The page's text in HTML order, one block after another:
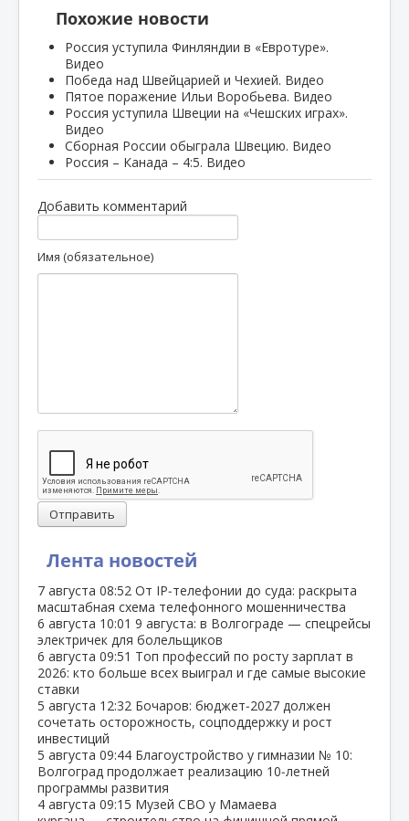
Лента новостей
7 августа 08:52 От IP‑телефонии до суда: раскрыта
масштабная схема телефонного мошенничества
6 августа 10:01 9 августа: в Волгограде — спецрейсы
электричек для болельщиков
6 августа 09:51 Топ профессий по росту зарплат в
2026: кто больше всех выиграл и где самые высокие
ставки
5 августа 12:32 Бочаров: бюджет‑2027 должен
сочетать осторожность, соцподдержку и рост
инвестиций
5 августа 09:44 Благоустройство у гимназии № 10:
Волгоград продолжает реализацию 10‑летней
программы развития
4 августа 09:15 Музей СВО у Мамаева
Похожие новости
Россия уступила Финляндии в «Евротуре».
Видео
Победа над Швейцарией и Чехией. Видео
Пятое поражение Ильи Воробьева. Видео
Россия уступила Швеции на «Чешских играх».
Видео
Сборная России обыграла Швецию. Видео
Россия – Канада – 4:5. Видео
Добавить комментарий
Имя (обязательное)
Отправить